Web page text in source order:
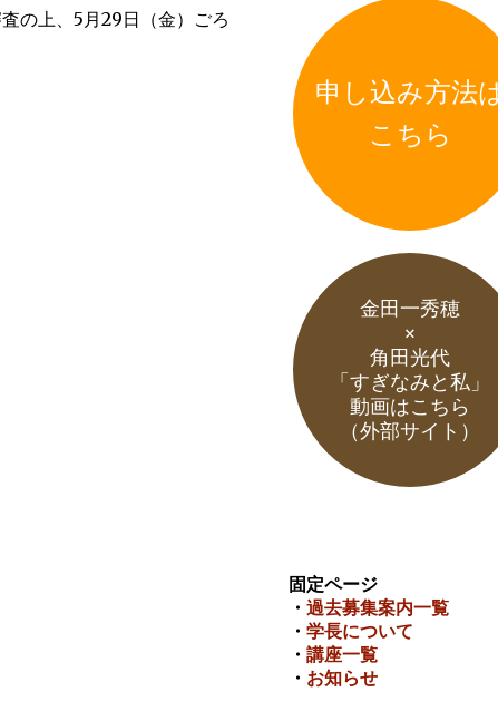
の上、5月29日（金）ごろ
申し込み方法
こちら
金田一秀穂
×
角田光代
「すぎなみと私」
動画はこちら
（外部サイト）
固定ページ
・過去募集案内一覧
・学長について
・講座一覧
・ お知らせ